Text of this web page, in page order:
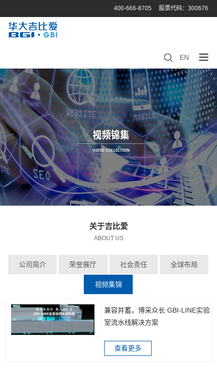
股票代码：300676
400-666-8705
EN
关于吉比爱
ABOUT US
公司简介 荣誉展厅 社会责任 全球布局
视频集锦
兼容并蓄，博采众长 GBI-LINE实验
室流水线解决方案
查看更多